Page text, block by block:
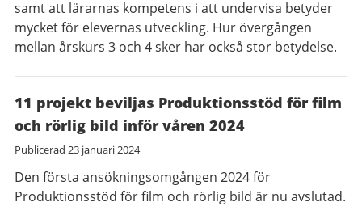
samt att lärarnas kompetens i att undervisa betyder
mycket för elevernas utveckling. Hur övergången
mellan årskurs 3 och 4 sker har också stor betydelse.
11 projekt beviljas Produktionsstöd för film
och rörlig bild inför våren 2024
Publicerad 23 januari 2024
Den första ansökningsomgången 2024 för
Produktionsstöd för film och rörlig bild är nu avslutad.